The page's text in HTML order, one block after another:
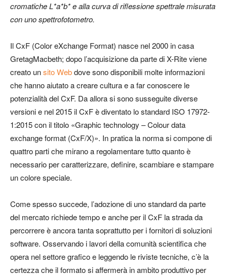
cromatiche L*a*b* e alla curva di riﬂessione spettrale misurata
con uno spettrofotometro.
Il CxF (Color eXchange Format) nasce nel 2000 in casa
GretagMacbeth; dopo l’acquisizione da parte di X-Rite viene
creato unsito Webdove sono disponibili molte informazioni
che hanno aiutato a creare cultura e a far conoscere le
potenzialità del CxF. Da allora si sono susseguite diverse
versioni e nel 2015 il CxF è diventato lo standard ISO 17972-
1:2015 con il titolo «Graphic technology – Colour data
exchange format (CxF/X)». In pratica la norma si compone di
quattro parti che mirano a regolamentare tutto quanto è
necessario per caratterizzare, definire, scambiare e stampare
un colore speciale.
Come spesso succede, l’adozione di uno standard da parte
del mercato richiede tempo e anche per il CxF la strada da
percorrere è ancora tanta soprattutto per i fornitori di soluzioni
software. Osservando i lavori della comunità scientifica che
opera nel settore grafico e leggendo le riviste tecniche, c’è la
certezza che il formato si affermerà in ambito produttivo per